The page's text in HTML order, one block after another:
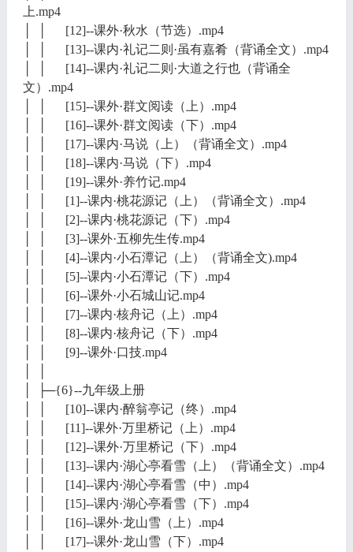
上.mp4
│ │ [12]--课外·秋水（节选）.mp4
│ │ [13]--课内·礼记二则·虽有嘉肴（背诵全文）.mp4
│ │ [14]--课内·礼记二则·大道之行也（背诵全
文）.mp4
│ │ [15]--课外·群文阅读（上）.mp4
│ │ [16]--课外·群文阅读（下）.mp4
│ │ [17]--课内·马说（上）（背诵全文）.mp4
│ │ [18]--课内·马说（下）.mp4
│ │ [19]--课外·养竹记.mp4
│ │ [1]--课内·桃花源记（上）（背诵全文）.mp4
│ │ [2]--课内·桃花源记（下）.mp4
│ │ [3]--课外·五柳先生传.mp4
│ │ [4]--课内·小石潭记（上）（背诵全文).mp4
│ │ [5]--课内·小石潭记（下）.mp4
│ │ [6]--课外·小石城山记.mp4
│ │ [7]--课内·核舟记（上）.mp4
│ │ [8]--课内·核舟记（下）.mp4
│ │ [9]--课外·口技.mp4
│ ├─{6}--九年级上册
│ │ [10]--课内·醉翁亭记（终）.mp4
│ │ [11]--课外·万里桥记（上）.mp4
│ │ [12]--课外·万里桥记（下）.mp4
│ │ [13]--课内·湖心亭看雪（上）（背诵全文）.mp4
│ │ [14]--课内·湖心亭看雪（中）.mp4
│ │ [15]--课内·湖心亭看雪（下）.mp4
│ │ [16]--课外·龙山雪（上）.mp4
│ │ [17]--课外·龙山雪（下）.mp4